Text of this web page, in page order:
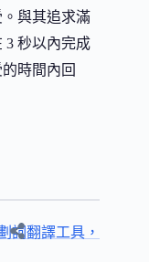
與其追求滿
3 秒以內完成
時間內回
詞翻譯工具，